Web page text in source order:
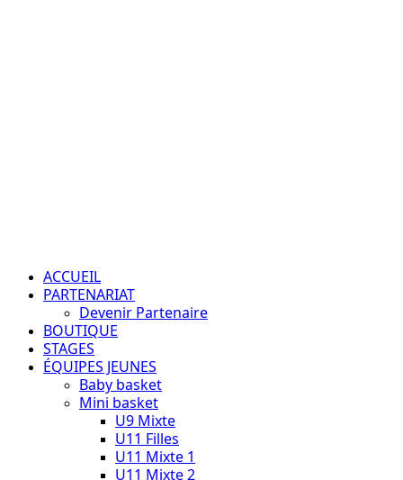
ACCUEIL
PARTENARIAT
Devenir Partenaire
BOUTIQUE
STAGES
ÉQUIPES JEUNES
Baby basket
Mini basket
U9 Mixte
U11 Filles
U11 Mixte 1
U11 Mixte 2